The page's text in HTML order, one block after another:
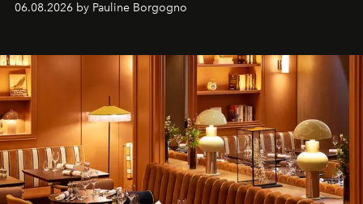
06.08.2026 by Pauline Borgogno